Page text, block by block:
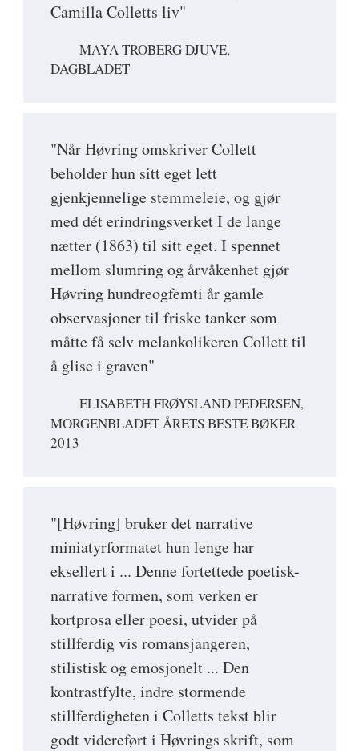
Camilla Colletts liv"
MAYA TROBERG DJUVE,
DAGBLADET
"Når Høvring omskriver Collett
beholder hun sitt eget lett
gjenkjennelige stemmeleie, og gjør
med dét erindringsverket I de lange
nætter (1863) til sitt eget. I spennet
mellom slumring og årvåkenhet gjør
Høvring hundreogfemti år gamle
observasjoner til friske tanker som
måtte få selv melankolikeren Collett til
å glise i graven"
ELISABETH FRØYSLAND PEDERSEN,
MORGENBLADET ÅRETS BESTE BØKER
2013
"[Høvring] bruker det narrative
miniatyrformatet hun lenge har
eksellert i ... Denne fortettede poetisk-
narrative formen, som verken er
kortprosa eller poesi, utvider på
stillferdig vis romansjangeren,
stilistisk og emosjonelt ... Den
kontrastfylte, indre stormende
stillferdigheten i Colletts tekst blir
godt videreført i Høvrings skrift, som